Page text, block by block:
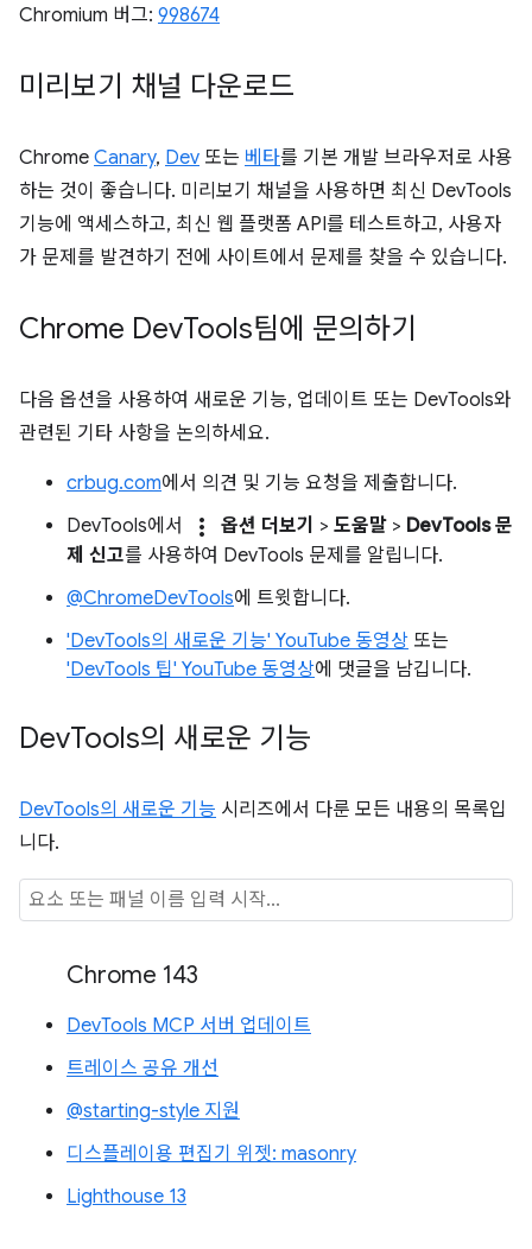
Chromium 버그: 998674
미리보기 채널 다운로드
Chrome Canary, Dev 또는 베타를 기본 개발 브라우저로 사용
하는 것이 좋습니다. 미리보기 채널을 사용하면 최신 DevTools
기능에 액세스하고, 최신 웹 플랫폼 API를 테스트하고, 사용자
가 문제를 발견하기 전에 사이트에서 문제를 찾을 수 있습니다.
Chrome DevTools팀에 문의하기
다음 옵션을 사용하여 새로운 기능, 업데이트 또는 DevTools와
관련된 기타 사항을 논의하세요.
crbug.com에서 의견 및 기능 요청을 제출합니다.
DevTools에서
more_vert 옵션 더보기 > 도움말 > DevTools 문
제 신고를 사용하여 DevTools 문제를 알립니다.
@ChromeDevTools에 트윗합니다.
'DevTools의 새로운 기능' YouTube 동영상 또는
'DevTools 팁' YouTube 동영상에 댓글을 남깁니다.
DevTools의 새로운 기능
DevTools의 새로운 기능 시리즈에서 다룬 모든 내용의 목록입
니다.
Chrome 143
DevTools MCP 서버 업데이트
트레이스 공유 개선
@starting-style 지원
디스플레이용 편집기 위젯: masonry
Lighthouse 13